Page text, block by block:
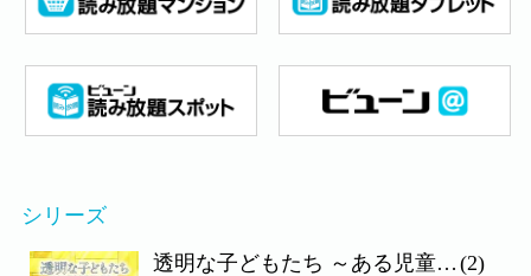
シリーズ
透明な子どもたち ～ある児童相談所の報告～ (2)